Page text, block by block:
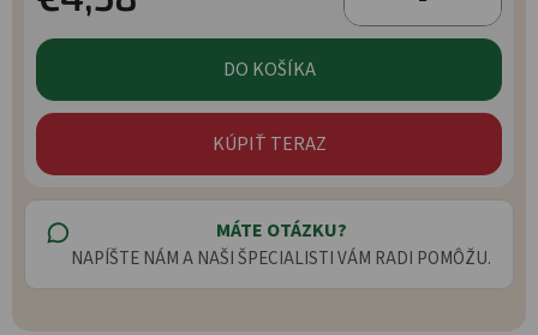
Jednotková cena:
DO KOŠÍKA
KÚPIŤ TERAZ
MÁTE OTÁZKU?
NAPÍŠTE NÁM A NAŠI ŠPECIALISTI VÁM RADI POMÔŽU.